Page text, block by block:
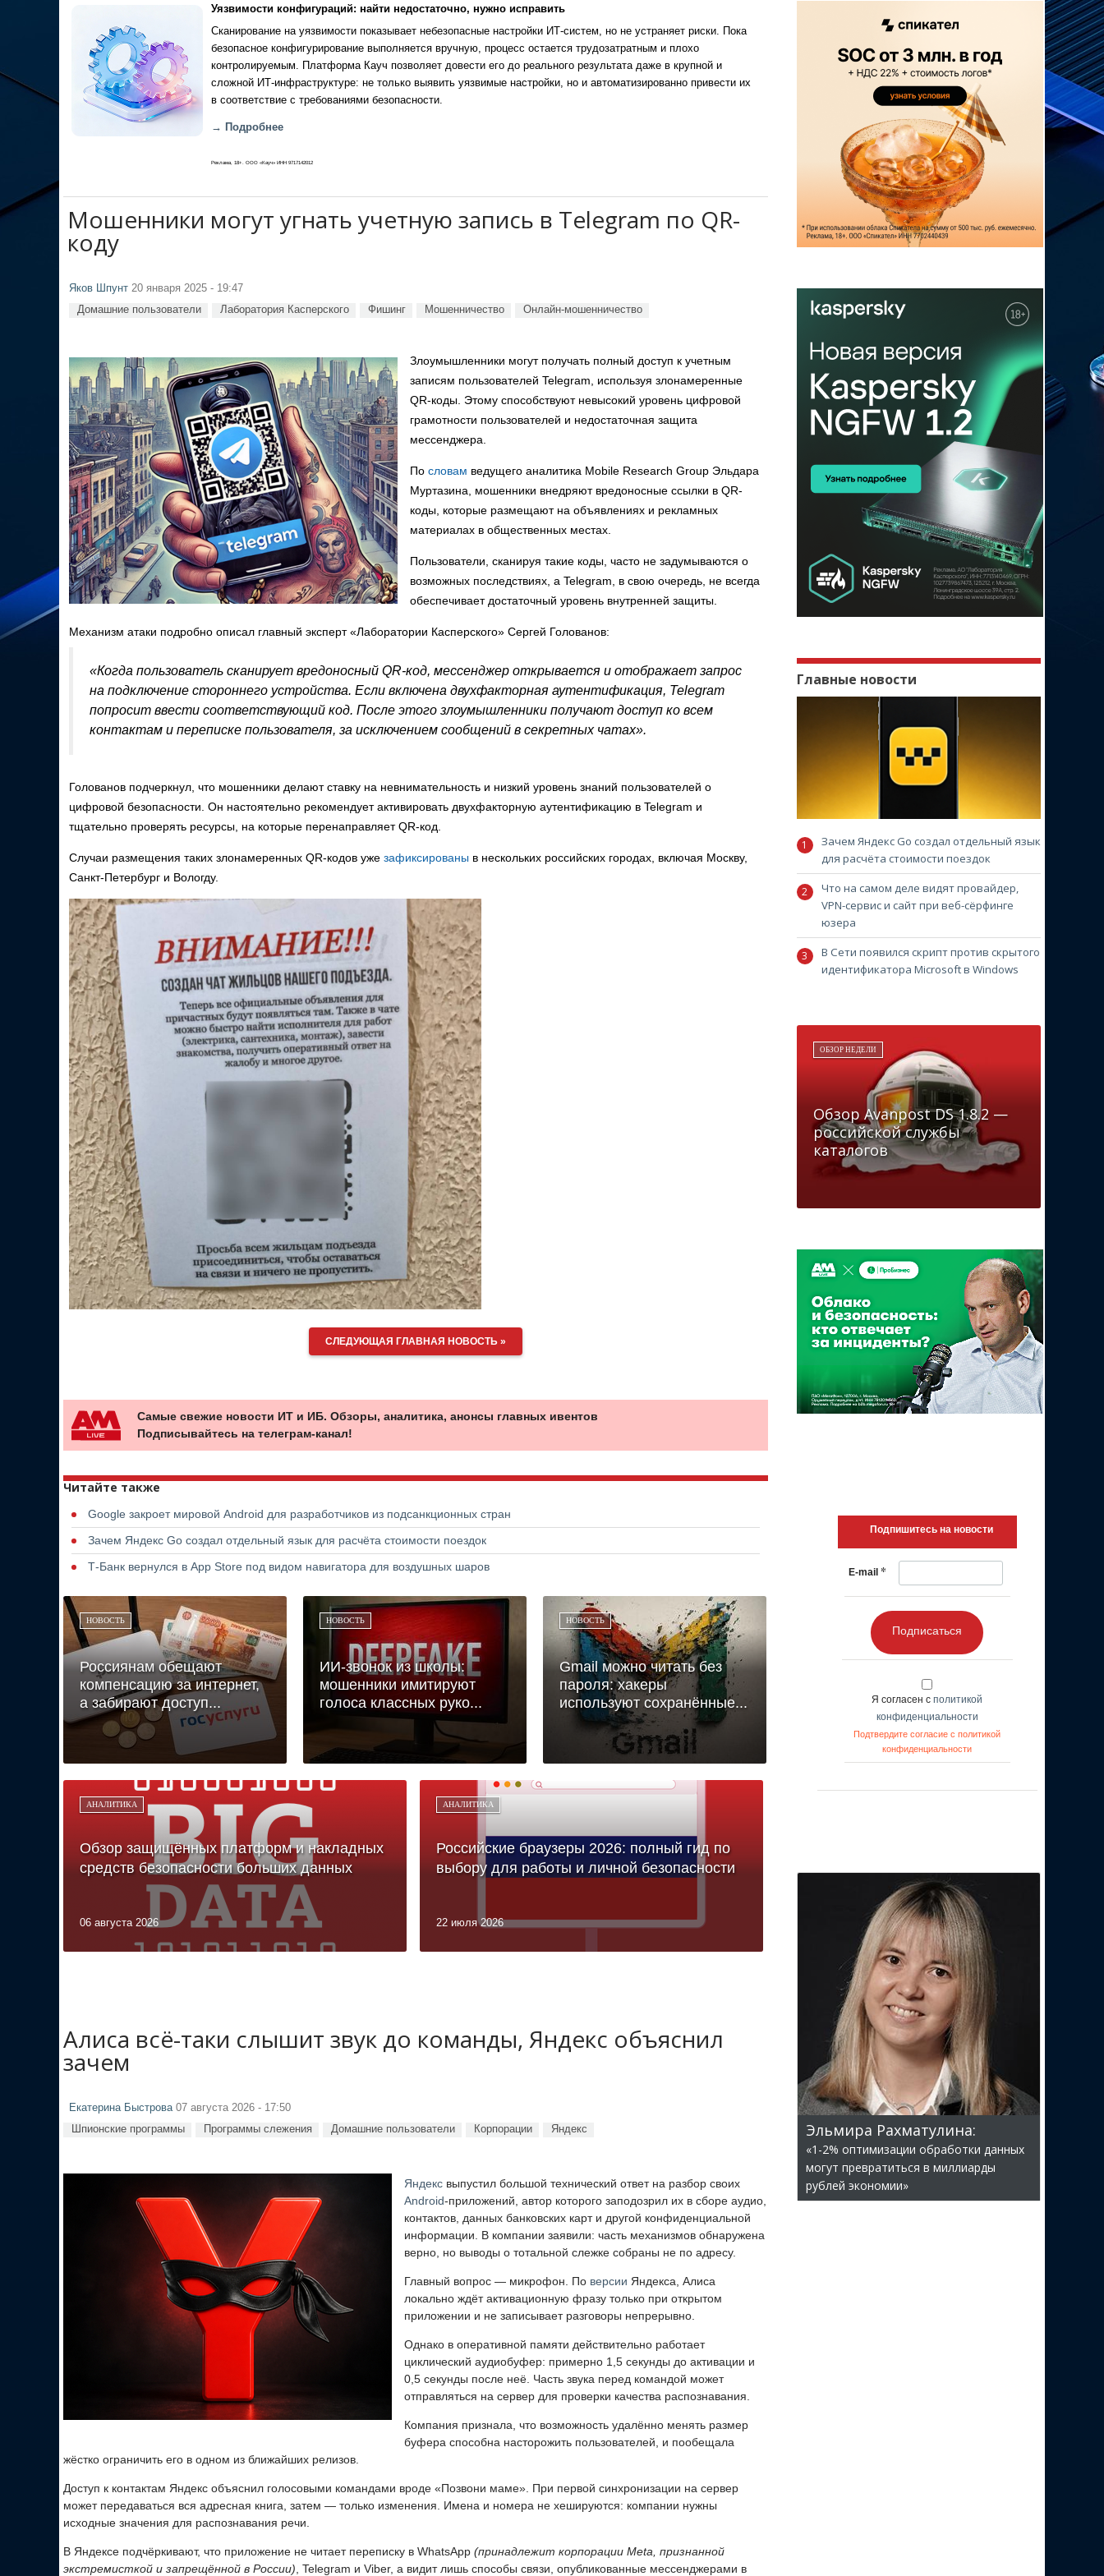
Уязвимости конфигураций: найти недостаточно, нужно исправить
Сканирование на уязвимости показывает небезопасные настройки ИТ-систем, но не устраняет риски. Пока
безопасное конфигурирование выполняется вручную, процесс остается трудозатратным и плохо
контролируемым. Платформа Кауч позволяет довести его до реального результата даже в крупной и
сложной ИТ-инфраструктуре: не только выявить уязвимые настройки, но и автоматизированно привести их
в соответствие с требованиями безопасности.
→ Подробнее
Реклама, 18+. ООО «Кауч» ИНН 9717142012
Мошенники могут угнать учетную запись в Telegram по QR-
коду
Яков Шпунт 20 января 2025 - 19:47
Домашние пользователи Лаборатория Касперского Фишинг Мошенничество Онлайн-мошенничество
Злоумышленники могут получать полный доступ к учетным
записям пользователей Telegram, используя злонамеренные
QR-коды. Этому способствуют невысокий уровень цифровой
грамотности пользователей и недостаточная защита
мессенджера.
По словам ведущего аналитика Mobile Research Group Эльдара
Муртазина, мошенники внедряют вредоносные ссылки в QR-
коды, которые размещают на объявлениях и рекламных
материалах в общественных местах.
Пользователи, сканируя такие коды, часто не задумываются о
возможных последствиях, а Telegram, в свою очередь, не всегда
обеспечивает достаточный уровень внутренней защиты.
Механизм атаки подробно описал главный эксперт «Лаборатории Касперского» Сергей Голованов:
«Когда пользователь сканирует вредоносный QR-код, мессенджер открывается и отображает запрос
на подключение стороннего устройства. Если включена двухфакторная аутентификация, Telegram
попросит ввести соответствующий код. После этого злоумышленники получают доступ ко всем
контактам и переписке пользователя, за исключением сообщений в секретных чатах».
Голованов подчеркнул, что мошенники делают ставку на невнимательность и низкий уровень знаний пользователей о
цифровой безопасности. Он настоятельно рекомендует активировать двухфакторную аутентификацию в Telegram и
тщательно проверять ресурсы, на которые перенаправляет QR-код.
Случаи размещения таких злонамеренных QR-кодов уже зафиксированы в нескольких российских городах, включая Москву,
Санкт-Петербург и Вологду.
СЛЕДУЮЩАЯ ГЛАВНАЯ НОВОСТЬ »
Самые свежие новости ИТ и ИБ. Обзоры, аналитика, анонсы главных ивентов
Подписывайтесь на телеграм-канал!
Читайте также
Google закроет мировой Android для разработчиков из подсанкционных стран
Зачем Яндекс Go создал отдельный язык для расчёта стоимости поездок
Т-Банк вернулся в App Store под видом навигатора для воздушных шаров
НОВОСТЬ
Россиянам обещают
компенсацию за интернет,
а забирают доступ...
НОВОСТЬ
ИИ-звонок из школы:
мошенники имитируют
голоса классных руко...
НОВОСТЬ
Gmail можно читать без
пароля: хакеры
используют сохранённые...
АНАЛИТИКА
Обзор защищённых платформ и накладных
средств безопасности больших данных
06 августа 2026
АНАЛИТИКА
Российские браузеры 2026: полный гид по
выбору для работы и личной безопасности
22 июля 2026
Алиса всё-таки слышит звук до команды, Яндекс объяснил
зачем
Екатерина Быстрова 07 августа 2026 - 17:50
Шпионские программы Программы слежения Домашние пользователи Корпорации Яндекс
Яндекс выпустил большой технический ответ на разбор своих
Android-приложений, автор которого заподозрил их в сборе аудио,
контактов, данных банковских карт и другой конфиденциальной
информации. В компании заявили: часть механизмов обнаружена
верно, но выводы о тотальной слежке собраны не по адресу.
Главный вопрос — микрофон. По версии Яндекса, Алиса
локально ждёт активационную фразу только при открытом
приложении и не записывает разговоры непрерывно.
Однако в оперативной памяти действительно работает
циклический аудиобуфер: примерно 1,5 секунды до активации и
0,5 секунды после неё. Часть звука перед командой может
отправляться на сервер для проверки качества распознавания.
Компания признала, что возможность удалённо менять размер
буфера способна насторожить пользователей, и пообещала
жёстко ограничить его в одном из ближайших релизов.
Доступ к контактам Яндекс объяснил голосовыми командами вроде «Позвони маме». При первой синхронизации на сервер
может передаваться вся адресная книга, затем — только изменения. Имена и номера не хешируются: компании нужны
исходные значения для распознавания речи.
В Яндексе подчёркивают, что приложение не читает переписку в WhatsApp (принадлежит корпорации Meta, признанной
экстремисткой и запрещённой в России) , Telegram и Viber, а видит лишь способы связи, опубликованные мессенджерами в
Главные новости
Зачем Яндекс Go создал отдельный язык
для расчёта стоимости поездок
Что на самом деле видят провайдер,
VPN-сервис и сайт при веб-сёрфинге
юзера
В Сети появился скрипт против скрытого
идентификатора Microsoft в Windows
ОБЗОР НЕДЕЛИ
Обзор Avanpost DS 1.8.2 —
российской службы
каталогов
Подпишитесь на новости
E-mail *
Подписаться
Я согласен с политикой
конфиденциальности
Подтвердите согласие с политикой
конфиденциальности
Эльмира Рахматулина:
«1-2% оптимизации обработки данных
могут превратиться в миллиарды
рублей экономии»